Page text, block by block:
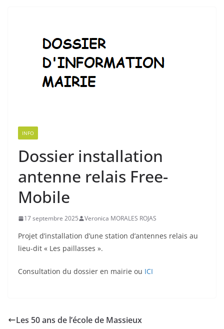
INFO
Dossier installation
antenne relais Free-
Mobile
17 septembre 2025 Veronica MORALES ROJAS
Projet d’installation d’une station d’antennes relais au
lieu-dit « Les paillasses ».
Consultation du dossier en mairie ou ICI
Les 50 ans de l’école de Massieux